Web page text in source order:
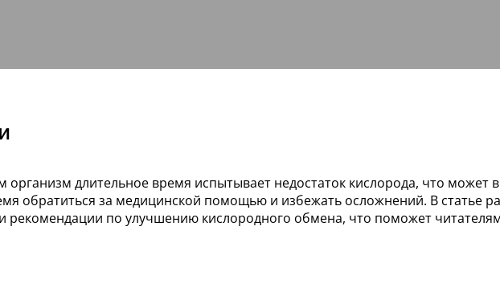
длительное время испытывает недостаток кислорода, что может
обратиться за медицинской помощью и избежать осложнений. В статье
рекомендации по улучшению кислородного обмена, что поможет